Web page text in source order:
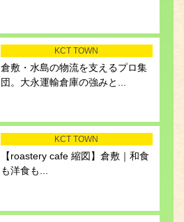
KCT TOWN
倉敷・水島の物流を支えるプロ集
団。大永運輸倉庫の強みと...
KCT TOWN
【roastery cafe 縮図】倉敷｜和食
も洋食も...